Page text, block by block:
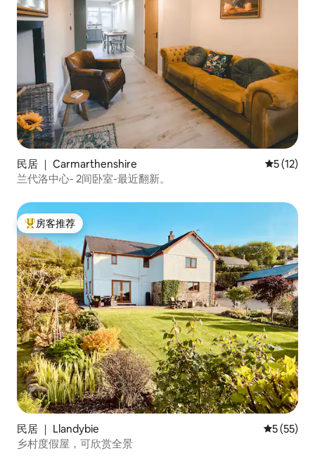
民居 ｜ Carmarthenshire 平均评分
5 (12)
兰代洛中心- 2间卧室-最近翻新。
热门「房客推荐」
房客推荐
民居 ｜ Llandybie 平均评分
5 (55)
乡村度假屋，可欣赏全景